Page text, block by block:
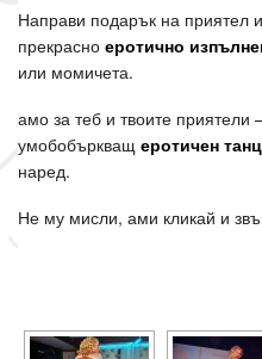
Направи подарък на приятел
прекрасно еротично
или момичета.
амо за теб и твоите приятели
умобобъркващ еротичен танц
наред.
Не му мисли, ами кликай и